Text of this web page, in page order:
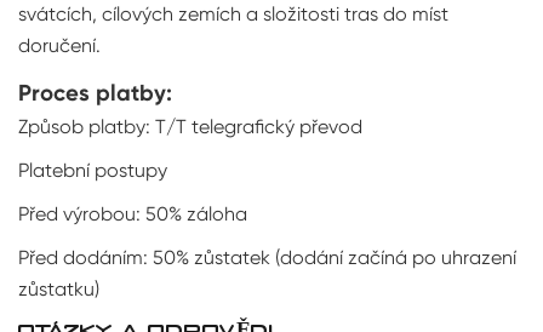
svátcích, cílových zemích a složitosti tras do míst
doručení.
Proces platby:
Způsob platby: T/T telegrafický převod
Platební postupy
Před výrobou: 50% záloha
Před dodáním: 50% zůstatek (dodání začíná po uhrazení
zůstatku)